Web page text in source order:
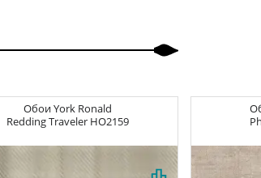
ОбоиYork Ronald
Redding Traveler HO2159